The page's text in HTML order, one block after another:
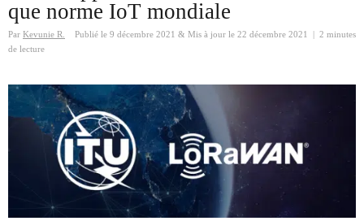
que norme IoT mondiale
Par Kevunie R. Publié le 9 décembre 2021 & Mis à jour le 22 décembre 2021
2 minutes
de lecture